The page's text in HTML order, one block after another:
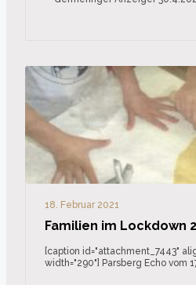
18. Februar 2021
Familien im Lockdown
[caption id="attachment_7443"
width="290"] Parsberg Echo vom